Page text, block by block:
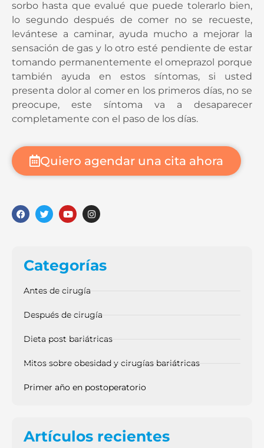
sorbo hasta que evalué que puede tolerarlo bien,
lo segundo después de comer no se recueste,
levántese a caminar, ayuda mucho a mejorar la
sensación de gas y lo otro esté pendiente de estar
tomando permanentemente el omeprazol porque
también ayuda en estos síntomas, si usted
presenta dolor al comer en los primeros días, no se
preocupe, este síntoma va a desaparecer
completamente con el paso de los días.
Quiero agendar una cita ahora
Categorías
Antes de cirugía
Después de cirugía
Dieta post bariátricas
Mitos sobre obesidad y cirugías bariátricas
Primer año en postoperatorio
Artículos recientes